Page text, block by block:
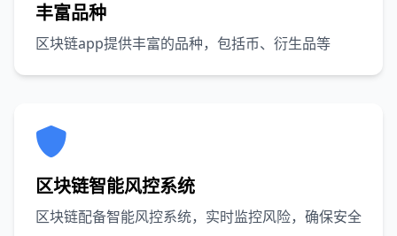
丰富品种
区块链app提供丰富的品种，包括币、衍生品等
区块链智能风控系统
区块链配备智能风控系统，实时监控风险，确保安全